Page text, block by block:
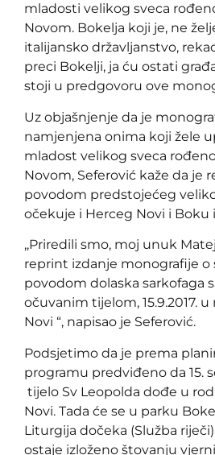
mladosti velikog sveca
Novom. Bokelja koji je, ne
italijansko državljanstvo,
preci Bokelji, ja ću ostati
stoji u predgovoru ove
Uz objašnjenje da je
namjenjena onima koji žele
mladost velikog sveca
Novom, Seferović kaže da je
povodom predstojećeg
očekuje i Herceg Novi i Boku
,,Priredili smo, moj unuk
reprint izdanje monografije o
povodom dolaska sarkofaga
očuvanim tijelom, 15.9.2017.
Novi “, napisao je Seferović.
Podsjetimo da je prema
programu predviđeno da 15.
tijelo Sv Leopolda dođe u
Novi. Tada će se u parku
Liturgija dočeka (Služba
ostaje izloženo štovanju